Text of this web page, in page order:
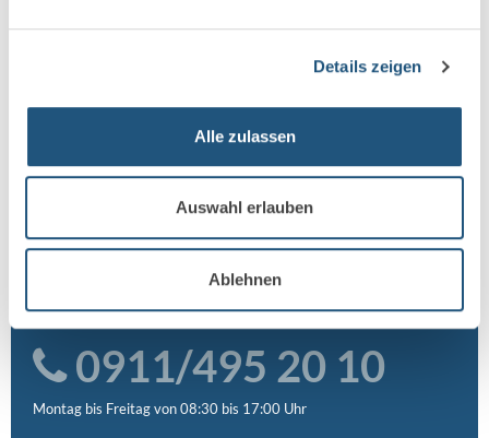
Details zeigen
Alle zulassen
Auswahl erlauben
Ablehnen
Prozess, den es stetig zu optimieren gilt. Wir sind Ihr
Telefonischer Kontakt
0911/495 20 10
Montag bis Freitag von 08:30 bis 17:00 Uhr